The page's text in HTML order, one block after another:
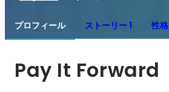
プロフィール ストーリー 1 性格
Pay It Forward